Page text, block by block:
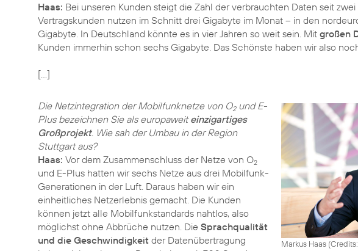
Haas: Bei unseren Kunden steigt die Zahl der verbrauchten Daten seit
Vertragskunden nutzen im Schnitt drei Gigabyte im Monat – in den
Gigabyte. In Deutschland könnte es in vier Jahren so weit sein. Mit großen
Kunden immerhin schon sechs Gigabyte. Das Schönste haben wir also
[…]
Markus Haas (
Die Netzintegration der Mobilfunknetze von O2und E-
Plus bezeichnen Sie als europaweiteinzigartiges
Großprojekt. Wie sah der Umbau in der Region
Stuttgart aus?
Haas: Vor dem Zusammenschluss der Netze von O2
und E-Plus hatten wir sechs Netze aus drei Mobilfunk-
Generationen in der Luft. Daraus haben wir ein
einheitliches Netzerlebnis gemacht. Die Kunden
können jetzt alle Mobilfunkstandards nahtlos, also
möglichst ohne Abbrüche nutzen. Die Sprachqualität
und die Geschwindigkeit der Datenübertragung